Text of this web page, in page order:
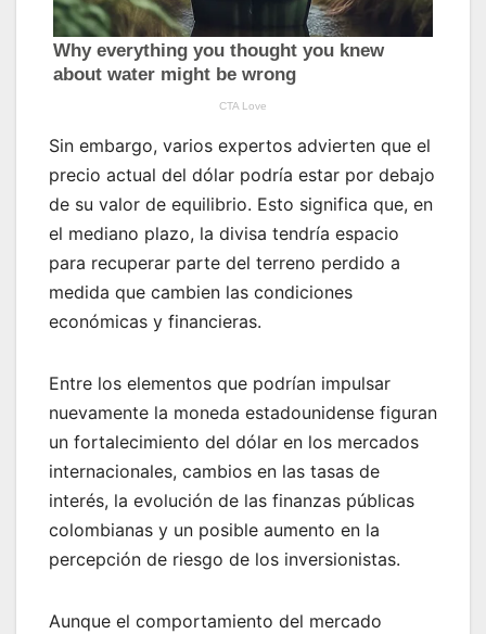
Sin embargo, varios expertos advierten que el
precio actual del dólar podría estar por debajo
de su valor de equilibrio. Esto significa que, en
el mediano plazo, la divisa tendría espacio
para recuperar parte del terreno perdido a
medida que cambien las condiciones
económicas y financieras.
Entre los elementos que podrían impulsar
nuevamente la moneda estadounidense figuran
un fortalecimiento del dólar en los mercados
internacionales, cambios en las tasas de
interés, la evolución de las finanzas públicas
colombianas y un posible aumento en la
percepción de riesgo de los inversionistas.
Aunque el comportamiento del mercado